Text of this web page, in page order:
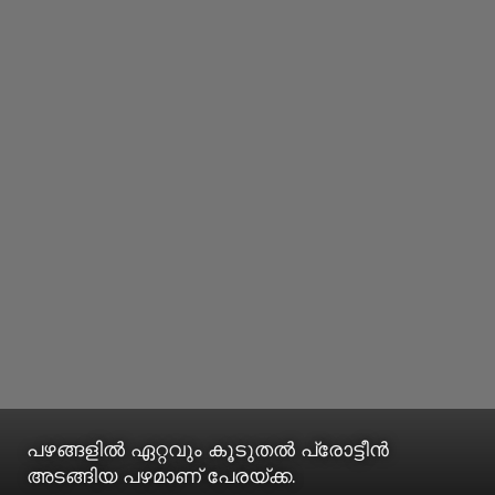
പഴങ്ങളിൽ ഏറ്റവും കൂടുതൽ പ്രോട്ടീൻ
അടങ്ങിയ പഴമാണ് പേരയ്ക്ക.